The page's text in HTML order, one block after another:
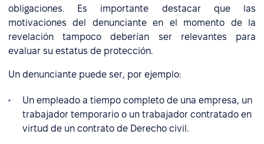
obligaciones. Es importante destacar que las
motivaciones del denunciante en el momento de la
revelación tampoco deberían ser relevantes para
evaluar su estatus de protección.
Un denunciante puede ser, por ejemplo:
Un empleado a tiempo completo de una empresa, un
trabajador temporario o un trabajador contratado en
virtud de un contrato de Derecho civil.